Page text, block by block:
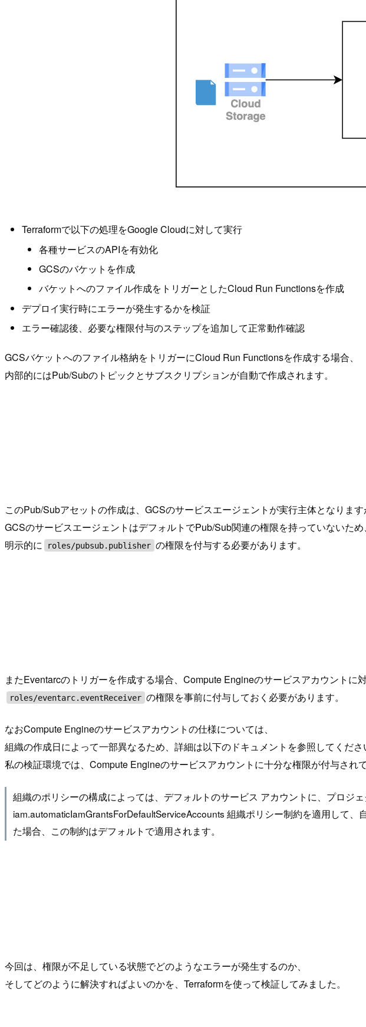
Terraformで以下の処理をGoogle Cloudに対して実行
各種サービスのAPIを有効化
GCSのバケットを作成
バケットへのファイル作成をトリガーとしたCloud Run Functionsを作成
デプロイ実行時にエラーが発生するかを検証
エラー確認後、必要な権限付与のステップを追加して正常動作確認
GCSバケットへのファイル格納をトリガーにCloud Run Functionsを作成する場合、
内部的にはPub/Subのトピックとサブスクリプションが自動で作成されます。
このPub/Subアセットの作成は、GCSのサービスエージェントが実行主体となります
GCSのサービスエージェントはデフォルトでPub/Sub関連の権限を持っていないため、
明示的に
roles/pubsub.publisher の権限を付与する必要があります。
またEventarcのトリガーを作成する場合、Compute Engineのサービスアカウントに対
roles/eventarc.eventReceiver の権限を事前に付与しておく必要があります。
なおCompute Engineのサービスアカウントの仕様については、
組織の作成日によって一部異なるため、詳細は以下のドキュメントを参照してくださ
私の検証環境では、Compute Engineのサービスアカウントに十分な権限が付与されて
組織のポリシーの構成によっては、デフォルトのサービス アカウントに、プロジ
iam.automaticIamGrantsForDefaultServiceAccounts 組織ポリシー制約を適用して
た場合、この制約はデフォルトで適用されます。
今回は、権限が不足している状態でどのようなエラーが発生するのか、
そしてどのように解決すればよいのかを、Terraformを使って検証してみました。